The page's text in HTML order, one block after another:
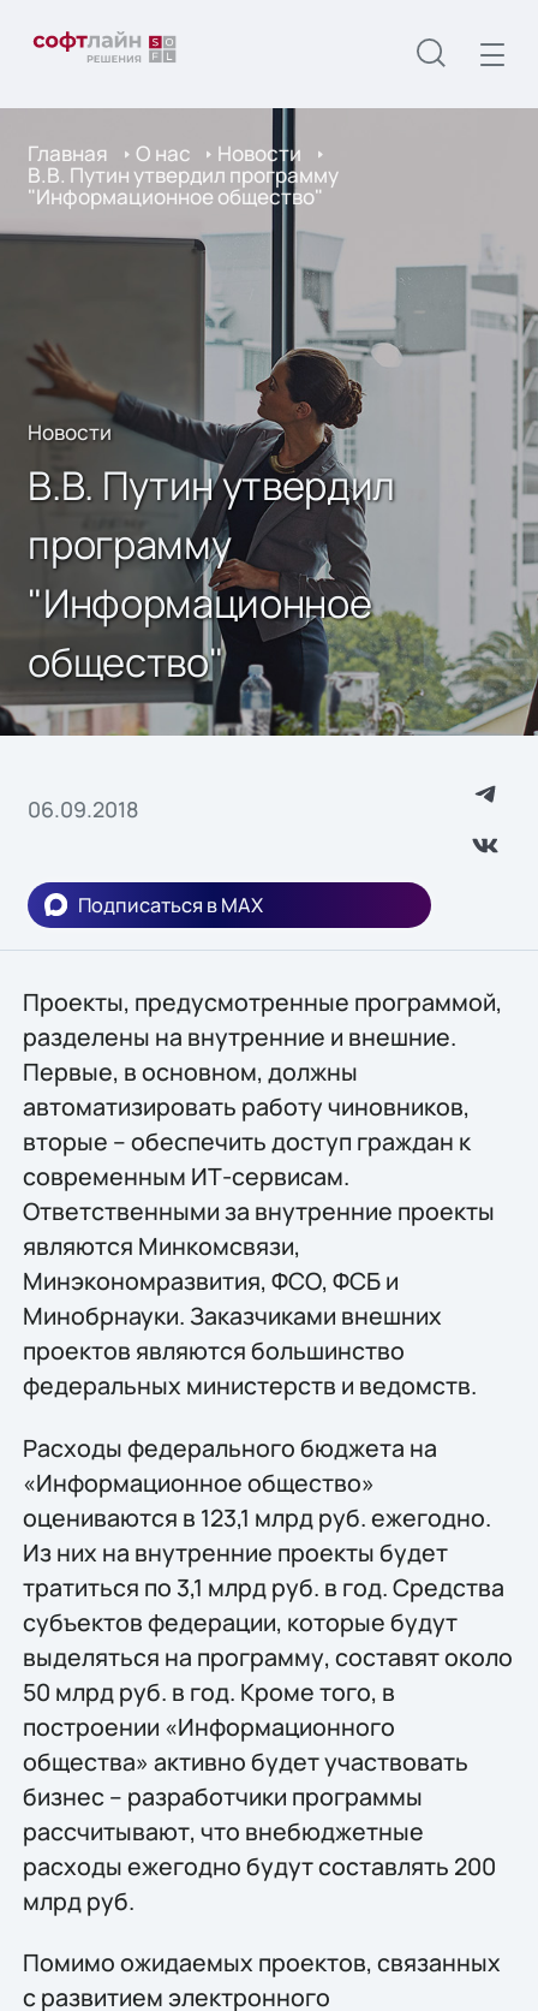
Главная О нас Новости
В.В. Путин утвердил программу
"Информационное общество"
Новости
В.В. Путин утвердил
программу
"Информационное
общество"
06.09.2018
Подписаться в MAX
Проекты, предусмотренные программой,
разделены на внутренние и внешние.
Первые, в основном, должны
автоматизировать работу чиновников,
вторые – обеспечить доступ граждан к
современным ИТ-сервисам.
Ответственными за внутренние проекты
являются Минкомсвязи,
Минэкономразвития, ФСО, ФСБ и
Минобрнауки. Заказчиками внешних
проектов являются большинство
федеральных министерств и ведомств.
Расходы федерального бюджета на
«Информационное общество»
оцениваются в 123,1 млрд руб. ежегодно.
Из них на внутренние проекты будет
тратиться по 3,1 млрд руб. в год. Средства
субъектов федерации, которые будут
выделяться на программу, составят около
50 млрд руб. в год. Кроме того, в
построении «Информационного
общества» активно будет участвовать
бизнес – разработчики программы
рассчитывают, что внебюджетные
расходы ежегодно будут составлять 200
млрд руб.
Помимо ожидаемых проектов, связанных
с развитием электронного